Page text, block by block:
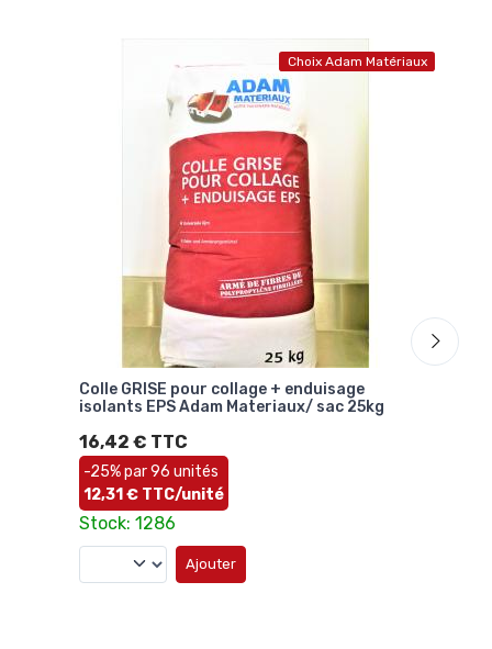
Choix Adam Matériaux
Colle GRISE pour collage + enduisage
isolants EPS Adam Materiaux/ sac 25kg
16,42 € TTC
-25% par 96 unités
12,31 € TTC/unité
Stock: 1286
Ajouter